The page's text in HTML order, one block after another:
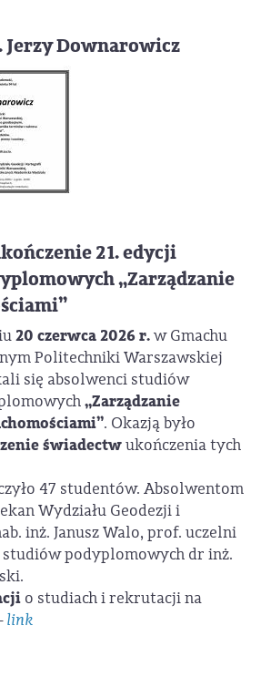
Jerzy Downarowicz
21. edycji
„Zarządzanie
20 czerwca 2026 r.w Gmachu
Politechniki Warszawskiej
się absolwenci studiów
„Zarządzanie
. Okazją było
świadectwukończenia tych
47 studentów. Absolwentom
Wydziału Geodezji i
inż. Janusz Walo, prof. uczelni
podyplomowych dr inż.
o studiach i rekrutacji na
link